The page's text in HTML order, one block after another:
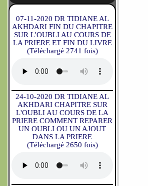
07-11-2020 DR TIDIANE AL
AKHDARI FIN DU CHAPITRE
SUR L'OUBLI AU COURS DE
LA PRIERE ET FIN DU LIVRE
(Téléchargé 2741 fois)
24-10-2020 DR TIDIANE AL
AKHDARI CHAPITRE SUR
L'OUBLI AU COURS DE LA
PRIERE COMMENT REPARER
UN OUBLI OU UN AJOUT
DANS LA PRIERE
(Téléchargé 2650 fois)